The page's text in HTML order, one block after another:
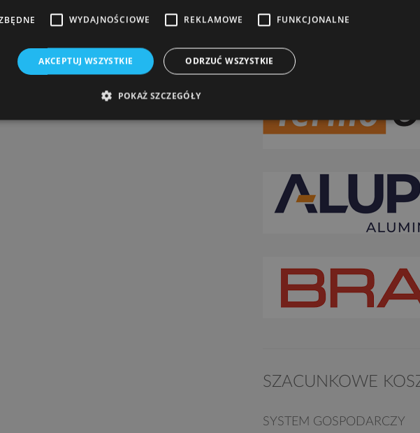
SZACUNKOWE
SYSTEM GOSPODARCZY
WYDAJNOŚCIOWE REKLAMOWE FUNKCJONALNE
AKCEPTUJ WSZYSTKIE ODRZUĆ WSZYSTKIE
POKAŻ SZCZEGÓŁY